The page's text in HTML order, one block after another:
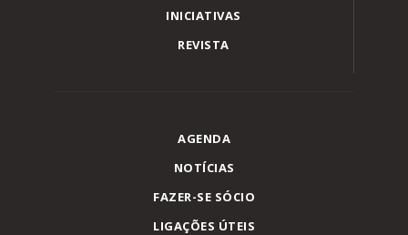
INICIATIVAS
REVISTA
AGENDA
NOTÍCIAS
FAZER-SE SÓCIO
LIGAÇÕES ÚTEIS